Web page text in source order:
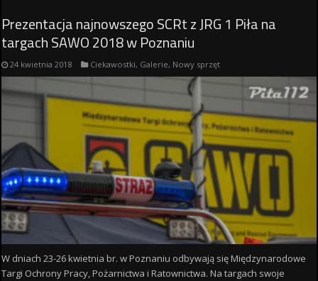
Prezentacja najnowszego SCRt z JRG 1 Piła na
targach SAWO 2018 w Poznaniu
24 kwietnia 2018 Ciekawostki, Galerie, Nowy sprzęt
W dniach 23-26 kwietnia br. w Poznaniu odbywają się Międzynarodowe
Targi Ochrony Pracy, Pożarnictwa i Ratownictwa. Na targach swoje